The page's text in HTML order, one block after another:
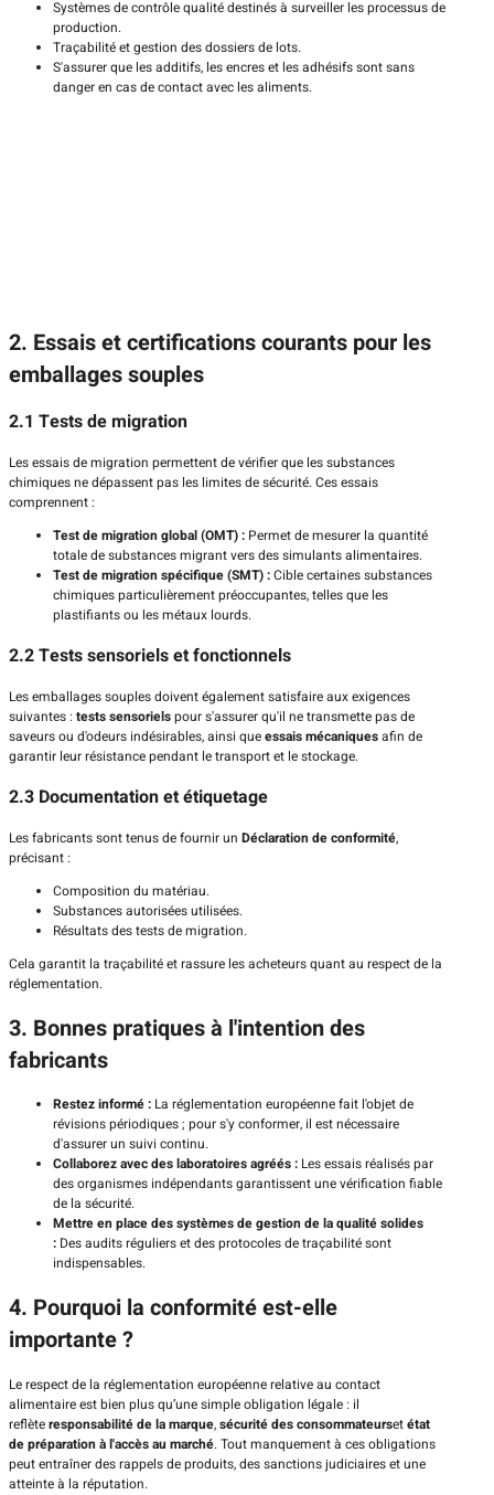
Systèmes de contrôle qualité destinés à surveiller les processus de
production.
Traçabilité et gestion des dossiers de lots.
S'assurer que les additifs, les encres et les adhésifs sont sans
danger en cas de contact avec les aliments.
2. Essais et certifications courants pour les
emballages souples
2.1 Tests de migration
Les essais de migration permettent de vérifier que les substances
chimiques ne dépassent pas les limites de sécurité. Ces essais
comprennent :
Test de migration global (OMT) : Permet de mesurer la quantité
totale de substances migrant vers des simulants alimentaires.
Test de migration spécifique (SMT) :Cible certaines substances
chimiques particulièrement préoccupantes, telles que les
plastifiants ou les métaux lourds.
2.2 Tests sensoriels et fonctionnels
Les emballages souples doivent également satisfaire aux exigences
suivantes : tests sensorielspour s'assurer qu'il ne transmette pas de
saveurs ou d'odeurs indésirables, ainsi queessais mécaniquesafin de
garantir leur résistance pendant le transport et le stockage.
2.3 Documentation et étiquetage
Les fabricants sont tenus de fournir un Déclaration de conformité,
précisant :
Composition du matériau.
Substances autorisées utilisées.
Résultats des tests de migration.
Cela garantit la traçabilité et rassure les acheteurs quant au respect de la
réglementation.
3. Bonnes pratiques à l'intention des
fabricants
Restez informé : La réglementation européenne fait l'objet de
révisions périodiques ; pour s'y conformer, il est nécessaire
d'assurer un suivi continu.
Collaborez avec des laboratoires agréés : Les essais réalisés par
des organismes indépendants garantissent une vérification fiable
de la sécurité.
Mettre en place des systèmes de gestion de la qualité solides
: Des audits réguliers et des protocoles de traçabilité sont
indispensables.
4. Pourquoi la conformité est-elle
importante ?
Le respect de la réglementation européenne relative au contact
alimentaire est bien plus qu’une simple obligation légale : il
reflèteresponsabilité de la marque,sécurité des consommateursetétat
de préparation à l'accès au marché. Tout manquement à ces obligations
peut entraîner des rappels de produits, des sanctions judiciaires et une
atteinte à la réputation.